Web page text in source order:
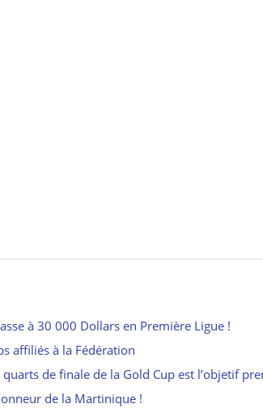
à 30 000 Dollars en Première Ligue !
affiliés à la Fédération
de finale de la Gold Cup est l’objetif
de la Martinique !